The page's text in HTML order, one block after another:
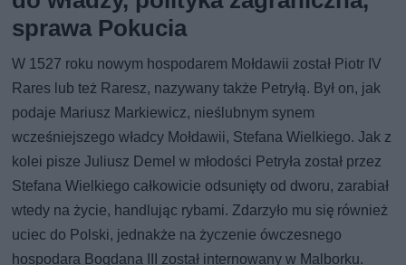
sprawa Pokucia
W 1527 roku nowym hospodarem Mołdawii został Piotr IV
Rares lub też Raresz, nazywany także Petryłą. Był on, jak
podaje Mariusz Markiewicz, nieślubnym synem
wcześniejszego władcy Mołdawii, Stefana Wielkiego. Jak z
kolei pisze Juliusz Demel w młodości Petryła został przez
Stefana Wielkiego całkowicie odsunięty od dworu, zarabiał
wtedy na życie, handlując rybami. Zdarzyło mu się również
uciec do Polski, jednakże na życzenie ówczesnego
hospodara Bogdana III został internowany w Malborku.